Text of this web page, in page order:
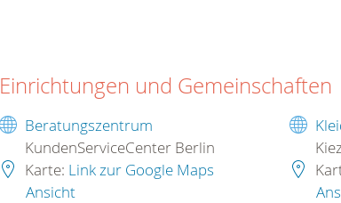
Einrichtungen und Gemeinschaften
Beratungszentrum
KundenServiceCenter Berlin
Karte: Link zur Google Maps
Ansicht